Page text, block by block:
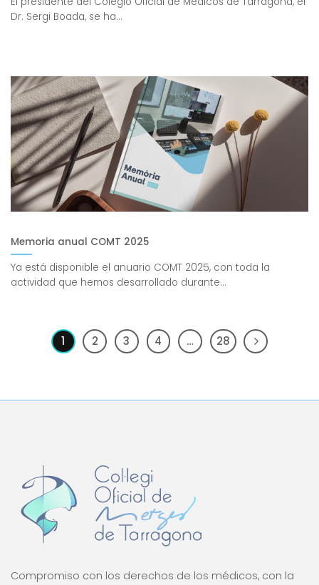
Dr. Sergi Boada, se ha...
Memoria anual COMT 2025
Ya está disponible el anuario COMT 2025, con toda la
actividad que hemos desarrollado durante...
1 2 3 4 … 28
Compromiso con los derechos de los médicos, con la